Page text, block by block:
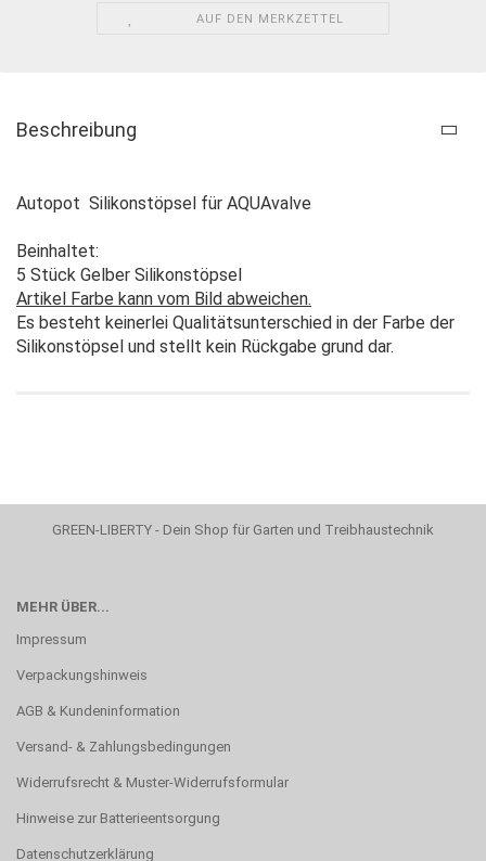
AUF DEN MERKZETTEL
Beschreibung
Autopot Silikonstöpsel für AQUAvalve
Beinhaltet:
5 Stück Gelber Silikonstöpsel
Artikel Farbe kann vom Bild abweichen.
Es besteht keinerlei Qualitätsunterschied in der Farbe der
Silikonstöpsel und stellt kein Rückgabe grund dar.
GREEN-LIBERTY - Dein Shop für Garten und Treibhaustechnik
MEHR ÜBER...
Impressum
Verpackungshinweis
AGB & Kundeninformation
Versand- & Zahlungsbedingungen
Widerrufsrecht & Muster-Widerrufsformular
Hinweise zur Batterieentsorgung
Datenschutzerklärung